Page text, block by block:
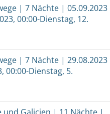
| 7 Nächte | 05.09.2023
00:00-Dienstag, 12.
| 7 Nächte | 29.08.2023
00:00-Dienstag, 5.